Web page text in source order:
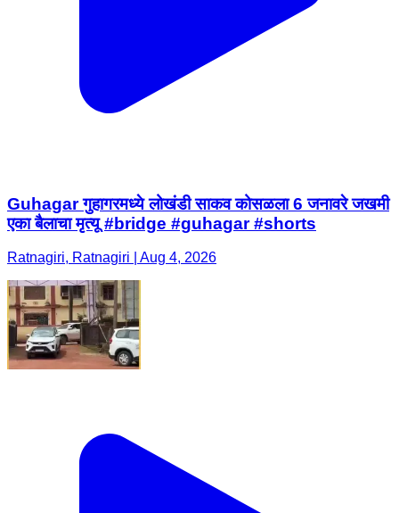
Guhagar गुहागरमध्ये लोखंडी साकव कोसळला 6 जनावरे जखमी
एका बैलाचा मृत्यू #bridge #guhagar #shorts
Ratnagiri, Ratnagiri | Aug 4, 2026